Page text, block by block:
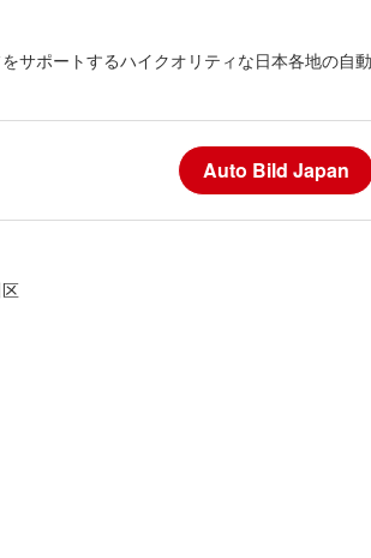
サポートするハイクオリティな日本各地の自
Auto Bild Japan